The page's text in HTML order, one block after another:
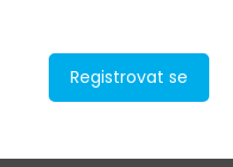
Registrovat se